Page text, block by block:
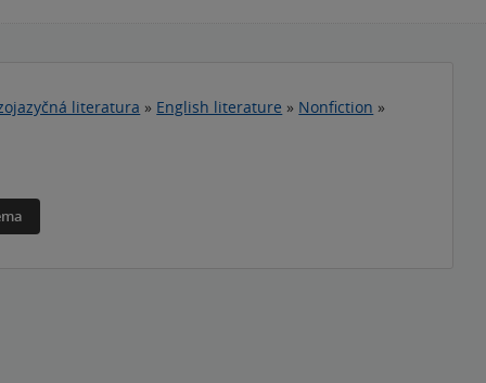
literatura » English literature » Nonfiction »